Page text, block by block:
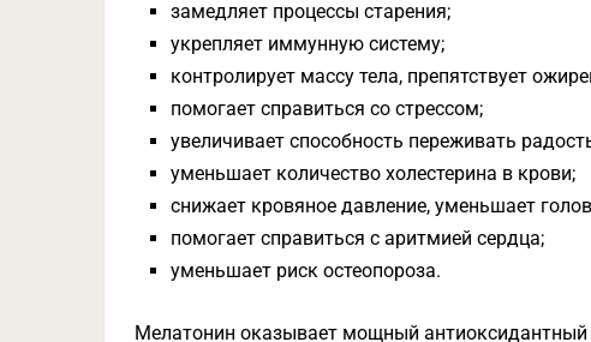
замедляет процессы старения;
укрепляет иммунную систему;
контролирует массу тела, препятствует
помогает справиться со стрессом;
увеличивает способность переживать
уменьшает количество холестерина в крови;
снижает кровяное давление, уменьшает
помогает справиться с аритмией сердца;
уменьшает риск остеопороза.
Мелатонин оказывает мощный